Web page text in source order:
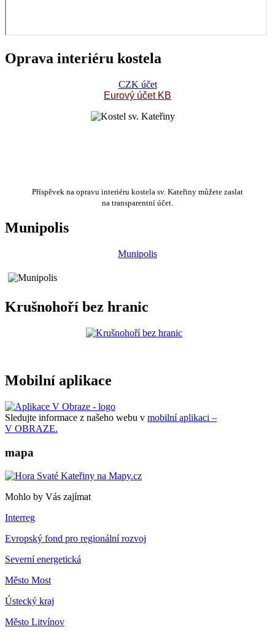
Oprava interiéru kostela
CZK účet
Eurový účet KB
Příspěvek na opravu interiéru kostela sv. Kateřiny můžete zaslat
na transparentní účet.
Munipolis
Munipolis
Krušnohoří bez hranic
Mobilní aplikace
Sledujte informace z našeho webu v mobilní aplikaci –
V OBRAZE.
mapa
Mohlo by Vás zajímat
Interreg
Evropský fond pro regionální rozvoj
Severní energetická
Město Most
Ústecký kraj
Město Litvínov